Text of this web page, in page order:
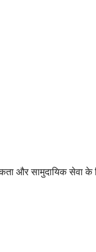
और सामुदायिक सेवा